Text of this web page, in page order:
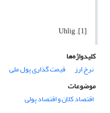
[1]. Uhlig
کلیدواژه‌ها
نرخ ارز
قیمت گذاری پول ملی
موضوعات
اقتصاد کلان و اقتصاد پولی